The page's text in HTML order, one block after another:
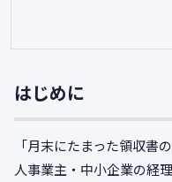
はじめに
「月末にたまった領収書
人事業主・中小企業の経